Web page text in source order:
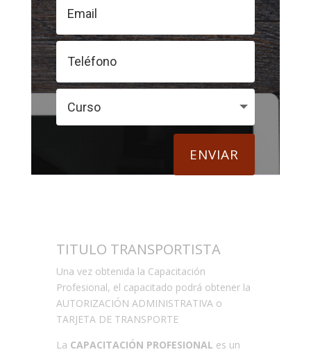
ENVIAR
TITULO TRANSPORTISTA
Una vez obtenida la Capacitación
Profesional, el capacitado podrá obtener la
AUTORIZACIÓN ADMINISTRATIVA o
TARJETA DE TRANSPORTE
La CAPACITACIÓN PROFESIONAL es un